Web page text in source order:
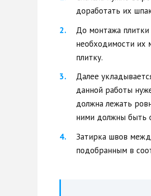
доработать их
До монтажа
необходимости их
плитку.
Далее
данной работы
должна лежать
ними должны быть
Затирка швов
подобранным в